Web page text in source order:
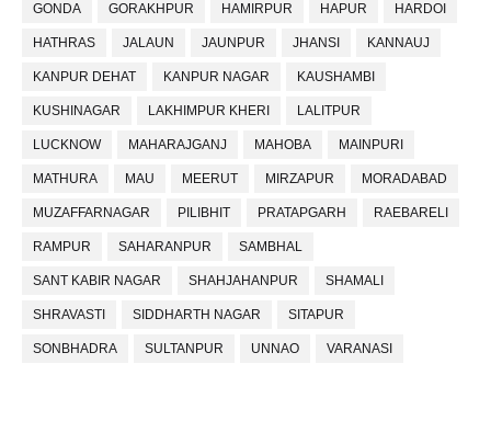
GONDA GORAKHPUR HAMIRPUR HAPUR HARDOI
HATHRAS JALAUN JAUNPUR JHANSI KANNAUJ
KANPUR DEHAT KANPUR NAGAR KAUSHAMBI
KUSHINAGAR LAKHIMPUR KHERI LALITPUR
LUCKNOW MAHARAJGANJ MAHOBA MAINPURI
MATHURA MAU MEERUT MIRZAPUR MORADABAD
MUZAFFARNAGAR PILIBHIT PRATAPGARH RAEBARELI
RAMPUR SAHARANPUR SAMBHAL
SANT KABIR NAGAR SHAHJAHANPUR SHAMALI
SHRAVASTI SIDDHARTH NAGAR SITAPUR
SONBHADRA SULTANPUR UNNAO VARANASI